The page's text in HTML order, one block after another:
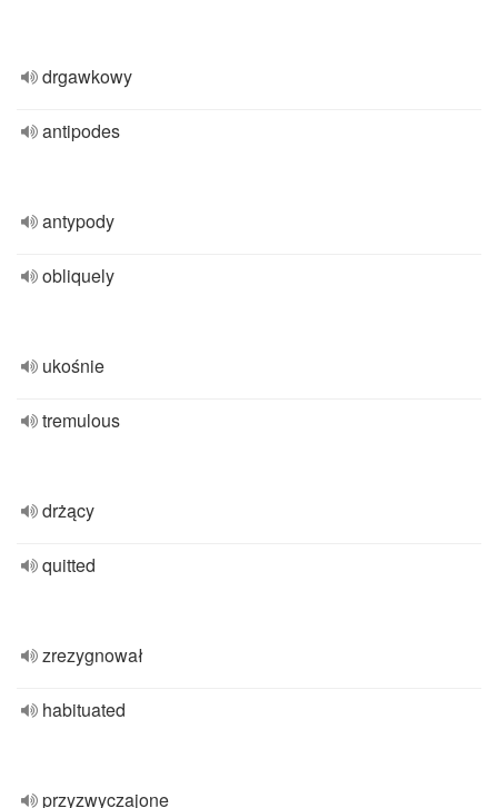
drgawkowy
antipodes
antypody
obliquely
ukośnie
tremulous
drżący
quitted
zrezygnował
habituated
przyzwyczajone